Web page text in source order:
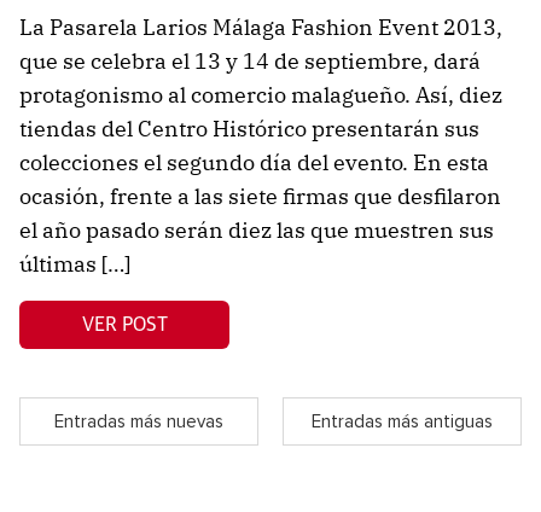
La Pasarela Larios Málaga Fashion Event 2013,
que se celebra el 13 y 14 de septiembre, dará
protagonismo al comercio malagueño. Así, diez
tiendas del Centro Histórico presentarán sus
colecciones el segundo día del evento. En esta
ocasión, frente a las siete firmas que desfilaron
el año pasado serán diez las que muestren sus
últimas […]
VER POST
Entradas más nuevas Entradas más antiguas